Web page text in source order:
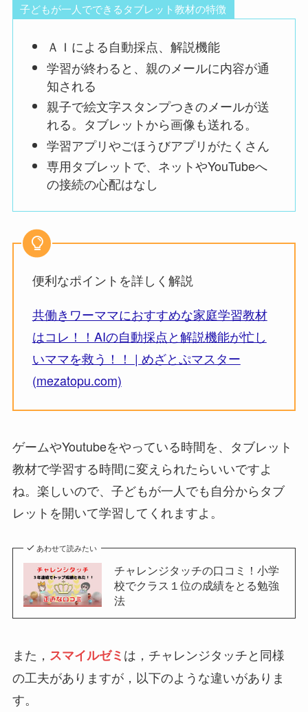
子どもが一人でできるタブレット教材の特徴
ＡＩによる自動採点、解説機能
学習が終わると、親のメールに内容が通
知される
親子で絵文字スタンプつきのメールが送
れる。タブレットから画像も送れる。
学習アプリやごほうびアプリがたくさん
専用タブレットで、ネットやYouTubeへ
の接続の心配はなし
便利なポイントを詳しく解説
共働きワーママにおすすめな家庭学習教材
はコレ！！AIの自動採点と解説機能が忙し
いママを救う！！ | めざとぷマスター
(mezatopu.com)
ゲームやYoutubeをやっている時間を、タブレット
教材で学習する時間に変えられたらいいですよ
ね。楽しいので、子どもが一人でも自分からタブ
レットを開いて学習してくれますよ。
あわせて読みたい
チャレンジタッチの口コミ！小学
校でクラス１位の成績をとる勉強
法
また， スマイルゼミは，チャレンジタッチと同様
の工夫がありますが，以下のような違いがありま
す。